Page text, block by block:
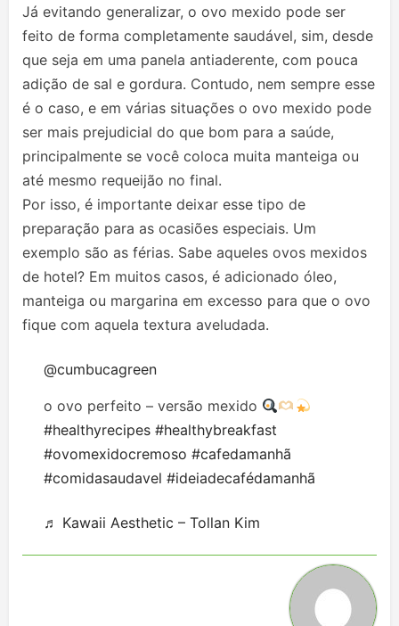
Já evitando generalizar, o ovo mexido pode ser
feito de forma completamente saudável, sim, desde
que seja em uma panela antiaderente, com pouca
adição de sal e gordura. Contudo, nem sempre esse
é o caso, e em várias situações o ovo mexido pode
ser mais prejudicial do que bom para a saúde,
principalmente se você coloca muita manteiga ou
até mesmo requeijão no final.
Por isso, é importante deixar esse tipo de
preparação para as ocasiões especiais. Um
exemplo são as férias. Sabe aqueles ovos mexidos
de hotel? Em muitos casos, é adicionado óleo,
manteiga ou margarina em excesso para que o ovo
fique com aquela textura aveludada.
@cumbucagreen
o ovo perfeito – versão mexido
#healthyrecipes #healthybreakfast
#ovomexidocremoso #cafedamanhã
#comidasaudavel #ideiadecafédamanhã
♬ Kawaii Aesthetic – Tollan Kim